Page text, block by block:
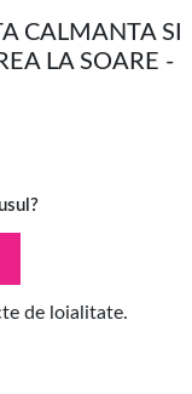
CALMANTA SI
LA SOARE -
de loialitate.